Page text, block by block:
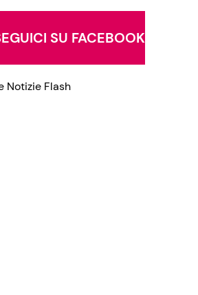
SU FACEBOOK
Notizie Flash